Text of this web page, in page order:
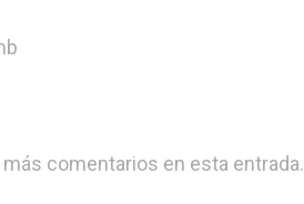
comentarios en esta entrada.